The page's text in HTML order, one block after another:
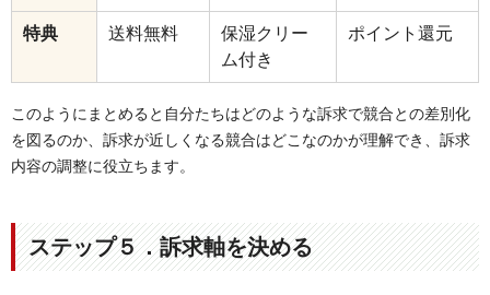
特典 送料無料
保湿クリー
ム付き
ポイント還元
このようにまとめると自分たちはどのような訴求で競合との差別化
を図るのか、訴求が近しくなる競合はどこなのかが理解でき、訴求
内容の調整に役立ちます。
ステップ５．訴求軸を決める